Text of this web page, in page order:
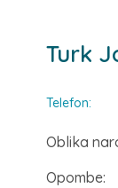
Turk
Telefon:
Oblika
Opombe: